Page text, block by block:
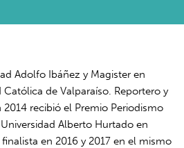
Adolfo Ibáñez y Magister en
de Valparaíso. Reportero y
2014 recibió el Premio Periodismo
Alberto Hurtado en
en 2016 y 2017 en el mismo